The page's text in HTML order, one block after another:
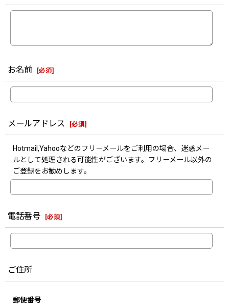
お名前 [必須]
メールアドレス [必須]
Hotmail,Yahooなどのフリーメールをご利用の場合、迷惑メー
ルとして処理される可能性がございます。フリーメール以外の
ご登録をお勧めします。
電話番号 [必須]
ご住所
郵便番号